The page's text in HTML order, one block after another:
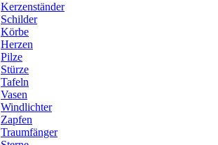
Kerzenständer
Schilder
Körbe
Herzen
Pilze
Stürze
Tafeln
Vasen
Windlichter
Zapfen
Traumfänger